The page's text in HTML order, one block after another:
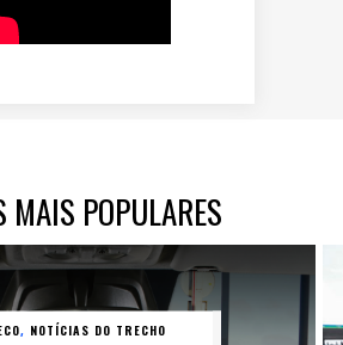
MAIS POPULARES
, NOTÍCIAS DO TRECHO